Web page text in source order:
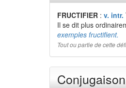
FRUCTIFIER : v. intr.
Il se dit plus
exemples fructifient.
Tout ou partie de cette